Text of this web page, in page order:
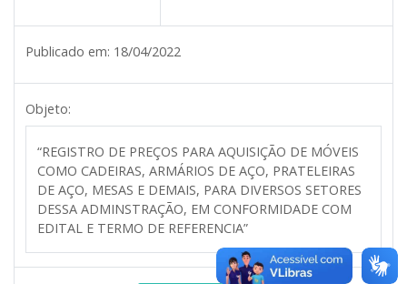
Publicado em: 18/04/2022
Objeto:
“REGISTRO DE PREÇOS PARA AQUISIÇÃO DE MÓVEIS
COMO CADEIRAS, ARMÁRIOS DE AÇO, PRATELEIRAS
DE AÇO, MESAS E DEMAIS, PARA DIVERSOS SETORES
DESSA ADMINSTRAÇÃO, EM CONFORMIDADE COM
EDITAL E TERMO DE REFERENCIA”